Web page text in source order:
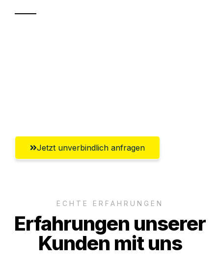
Jetzt unverbindlich anfragen
ECHTE ERFAHRUNGEN
Erfahrungen unserer
Kunden mit uns